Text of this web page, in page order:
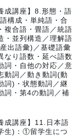
成講座】8.形態・語
構成・単純語・合
複合語・畳語／統語
・並列構造／理解語
出語彙)／基礎語彙
なり語数・延べ語数
詞・自他の対応／意
動詞／動き動詞(動
詞)・状態動詞／継
詞・第4の動詞／補
成講座】11.日本語
生)：①留学生につ